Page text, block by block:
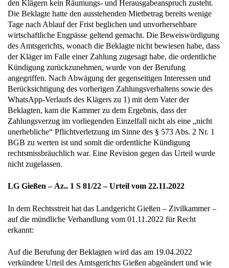
den Klägern kein Räumungs- und Herausgabeanspruch zusteht.
Die Beklagte hatte den ausstehenden Mietbetrag bereits wenige
Tage nach Ablauf der Frist beglichen und unvorhersehbare
wirtschaftliche Engpässe geltend gemacht. Die Beweiswürdigung
des Amtsgerichts, wonach die Beklagte nicht bewiesen habe, dass
der Kläger im Falle einer Zahlung zugesagt habe, die ordentliche
Kündigung zurückzunehmen, wurde von der Berufung
angegriffen. Nach Abwägung der gegenseitigen Interessen und
Berücksichtigung des vorherigen Zahlungsverhaltens sowie des
WhatsApp-Verlaufs des Klägers zu 1) mit dem Vater der
Beklagten, kam die Kammer zu dem Ergebnis, dass der
Zahlungsverzug im vorliegenden Einzelfall nicht als eine „nicht
unerhebliche“ Pflichtverletzung im Sinne des § 573 Abs. 2 Nr. 1
BGB zu werten ist und somit die ordentliche Kündigung
rechtsmissbräuchlich war. Eine Revision gegen das Urteil wurde
nicht zugelassen.
LG Gießen – Az.. 1 S 81/22 – Urteil vom 22.11.2022
In dem Rechtsstreit hat das Landgericht Gießen – Zivilkammer –
auf die mündliche Verhandlung vom 01.11.2022 für Recht
erkannt:
Auf die Berufung der Beklagten wird das am 19.04.2022
verkündete Urteil des Amtsgerichts Gießen abgeändert und wie